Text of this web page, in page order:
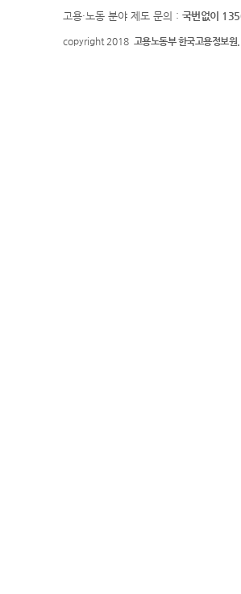
고용·노동 분야 제도 문의 : 국번없이
copyright 2018 고용노동부 한국고용정보원.